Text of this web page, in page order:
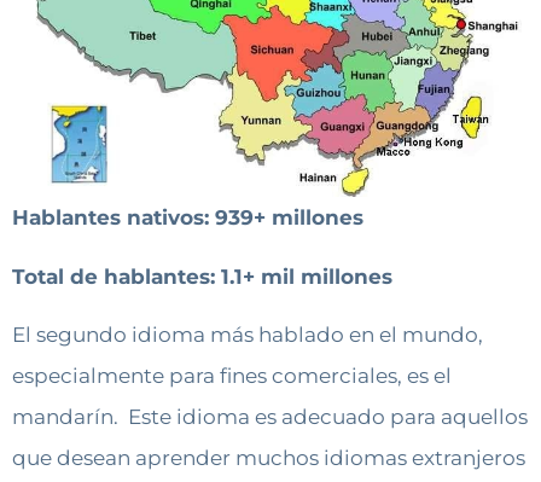
Hablantes nativos: 939+ millones
Total de hablantes: 1.1+ mil millones
El segundo idioma más hablado en el mundo,
especialmente para fines comerciales, es el
mandarín. Este idioma es adecuado para aquellos
que desean aprender muchos idiomas extranjeros